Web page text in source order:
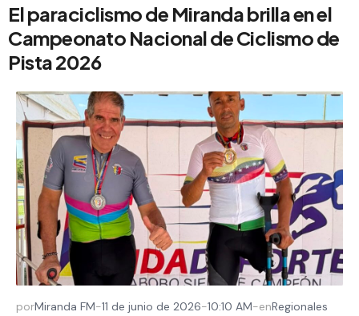
El paraciclismo de Miranda brilla en el
Campeonato Nacional de Ciclismo de
Pista 2026
porMiranda FM-11 de junio de 2026-10:10 AM-enRegionales